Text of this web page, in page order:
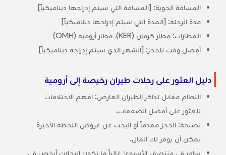
المسافة الجوية: [المسافة التي سيتم إدراجها ديناميكياً]
مدة الرحلة: [المدة التي سيتم إدراجها ديناميكياً]
المطارات: مطار كرمان (KER)، مطار أرومية (OMH)
أفضل وقت للحجز: [الشهر الذي سيتم إدراجه ديناميكياً]
دليل العثور على رحلات طيران رخيصة إلى أرومية
النظام مقابل تذاكر الطيران العارض: افهم الاختلافات
للعثور على أفضل الصفقات.
نصيحة: الحجز مقدماً أو البحث عن عروض اللحظة الأخيرة
يمكن أن يوفر لك المال.
سافر في منتصف الأسبوع: غالباً ما تكون الرحلات أرخص في